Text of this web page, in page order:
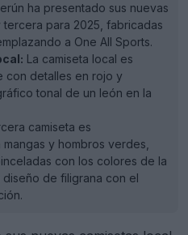
ha presentado sus nuevas
tercera para 2025, fabricadas
a One All Sports.
La camiseta local es
con detalles en rojo y
tonal de un león en la
camiseta es
y hombros verdes,
con los colores de la
de filigrana con el